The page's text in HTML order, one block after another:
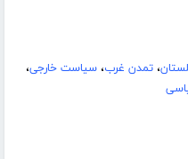
،تمدن غرب،سیاست خارجی،